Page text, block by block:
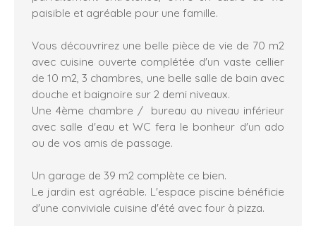
paisible et agréable pour une famille.
Vous découvrirez une belle pièce de vie de 70 m2
avec cuisine ouverte complétée d'un vaste cellier
de 10 m2, 3 chambres, une belle salle de bain avec
douche et baignoire sur 2 demi niveaux.
Une 4ème chambre / bureau au niveau inférieur
avec salle d'eau et WC fera le bonheur d'un ado
ou de vos amis de passage.
Un garage de 39 m2 complète ce bien.
Le jardin est agréable. L'espace piscine bénéficie
d'une conviviale cuisine d'été avec four à pizza.